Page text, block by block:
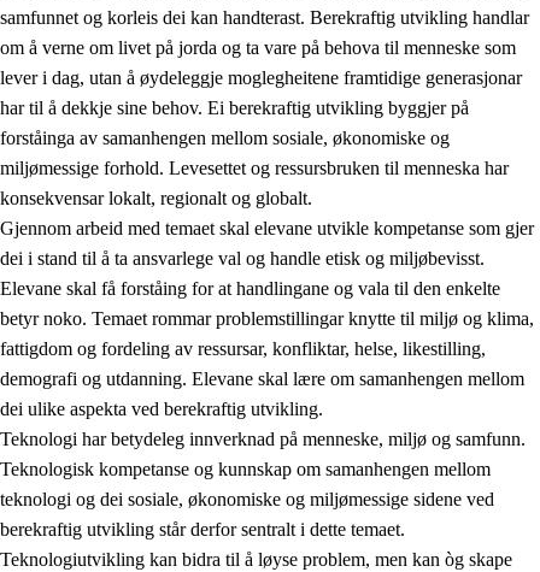
2. Prinsipp for læring, utvikling og danning
2.1 Sosial læring og utvikling
2.2 Kompetanse i faga
2.3 Grunnleggjande ferdigheiter
2.4 Å lære å lære
Tverrfaglege tema
2.5 Tverrfaglege tema
2.5.1 Folkehelse og livsmeistring
2.5.2 Demokrati og medborgarskap
samfunnet og korleis dei kan handterast. Berekraftig utvikling handlar
om å verne om livet på jorda og ta vare på behova til menneske som
lever i dag, utan å øydeleggje moglegheitene framtidige generasjonar
har til å dekkje sine behov. Ei berekraftig utvikling byggjer på
forståinga av samanhengen mellom sosiale, økonomiske og
miljømessige forhold. Levesettet og ressursbruken til menneska har
konsekvensar lokalt, regionalt og globalt.
Gjennom arbeid med temaet skal elevane utvikle kompetanse som gjer
dei i stand til å ta ansvarlege val og handle etisk og miljøbevisst.
Elevane skal få forståing for at handlingane og vala til den enkelte
betyr noko. Temaet rommar problemstillingar knytte til miljø og klima,
fattigdom og fordeling av ressursar, konfliktar, helse, likestilling,
demografi og utdanning. Elevane skal lære om samanhengen mellom
dei ulike aspekta ved berekraftig utvikling.
Teknologi har betydeleg innverknad på menneske, miljø og samfunn.
Teknologisk kompetanse og kunnskap om samanhengen mellom
teknologi og dei sosiale, økonomiske og miljømessige sidene ved
berekraftig utvikling står derfor sentralt i dette temaet.
Teknologiutvikling kan bidra til å løyse problem, men kan òg skape